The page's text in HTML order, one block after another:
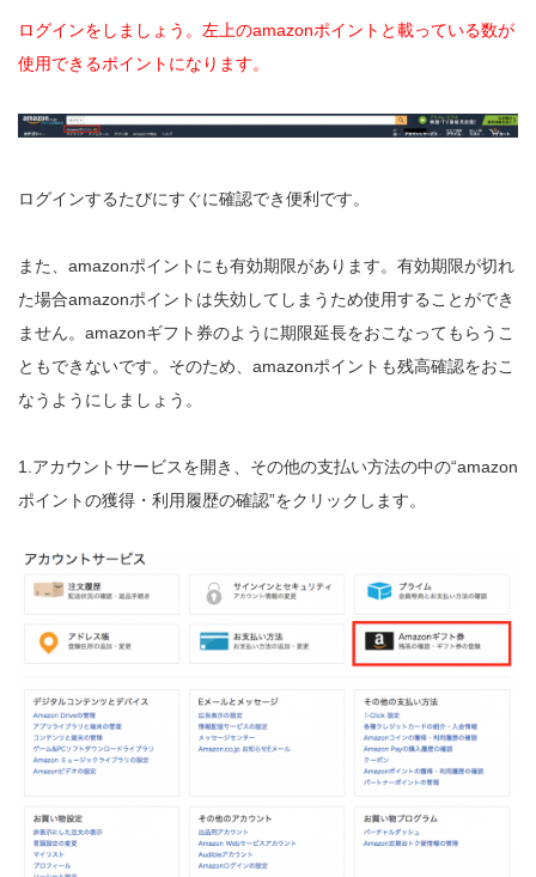
ログインをしましょう。左上のamazonポイントと載っている数が
使用できるポイントになります。
ログインするたびにすぐに確認でき便利です。
また、amazonポイントにも有効期限があります。有効期限が切れ
た場合amazonポイントは失効してしまうため使用することができ
ません。amazonギフト券のように期限延長をおこなってもらうこ
ともできないです。そのため、amazonポイントも残高確認をおこ
なうようにしましょう。
1.アカウントサービスを開き、その他の支払い方法の中の“amazon
ポイントの獲得・利用履歴の確認”をクリックします。